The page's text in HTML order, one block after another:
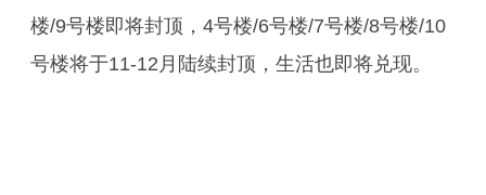
楼/9号楼即将封顶，4号楼/6号楼/7号楼/8号楼/10
号楼将于11-12月陆续封顶，生活也即将兑现。